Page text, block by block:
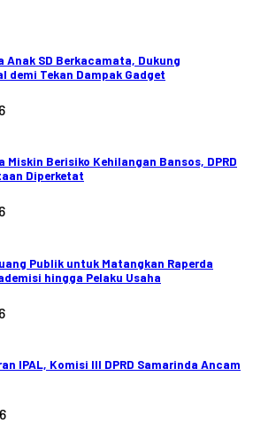
Anak SD Berkacamata, Dukung
demi Tekan Dampak Gadget
Miskin Berisiko Kehilangan Bansos, DPRD
Diperketat
Publik untuk Matangkan Raperda
hingga Pelaku Usaha
IPAL, Komisi III DPRD Samarinda Ancam